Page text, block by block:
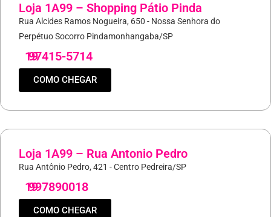
Loja 1A99 – Shopping Pátio Pinda
Rua Alcides Ramos Nogueira, 650 - Nossa Senhora do
Perpétuo Socorro Pindamonhangaba/SP
19
97415-5714
COMO CHEGAR
Loja 1A99 – Rua Antonio Pedro
Rua Antônio Pedro, 421 - Centro Pedreira/SP
19
997890018
COMO CHEGAR